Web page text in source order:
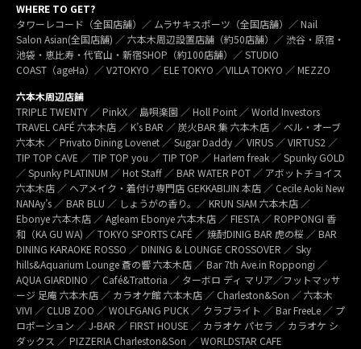
WHERE TO GET?
タワーレコード（全国店舗）／ ムラサキスポーツ（全国店舗）／ Nail
Salon Asian(全国店舗) ／ 六本木周辺設置店舗（約50店舗）／ 渋谷・原宿・
池袋・恵比寿・代官山・新宿SHOP（約100店舗）／ STUDIO
COAST（ageHa）／ V2TOKYO ／ ELE TOKYO ／VILLA TOKYO ／ MEZZO
六本木周辺店舗
TRIPLE TWENTY ／ PinkX／ 島唄楽園 ／ Holl Point ／ World Investors
TRAVEL CAFÉ 六本木店 ／ K’s BAR ／ 炭火BAR 集 六本木店 ／ ベル・オーブ
六本木 ／ Privato Dining Lovenet ／ Sugar Daddy ／ VIRUS ／ VIRTUS2 ／
TIP TOP CAVE ／ TIP TOP you ／ TIP TOP ／ Harlem freak ／ Spunky GOLD
／ Spunky PLATINUM ／ Hot Staff ／ BAR WATER POT ／ アボットチョイス
六本木店 ／ ヘアメイク・着付け専門店 GEKKABIJIN 本店 ／ Cecile Aoki New
NANAy’s ／ BAR BLU ／ しょうがの香り。／ KRUN SIAM 六本木店 ／
Ebonye 六本木店 ／ Agleam Ebonye 六本木店 ／ FIESTA ／ ROPPONGI 香
和（KA GU WA) ／ TOKYO SPORTS CAFÉ ／ 焼酎DINIG BAR 虎の桜 ／ BAR
DINING KARAOKE ROSSO ／ DINING & LOUNGE CROSSOVER ／ Sky
hills&Aquarium Lounge 蒼の響 六本木店 ／ Bar 7th Ave.in Roppongi ／
AQUA GIARDINO ／ Café&Trattoria ／ ターボロ ディ マリア／フットマッサ
ージ 足庵 六本木店 ／ カラオケ館 六本木店 ／ Charleston&Son ／ 六本木
VIVI ／ CLUB ZOO ／ WOLFGANG PUCK ／ クラブライト ／ Bar FreeLe ／ プ
ロポーション ／ J-BAR ／ FIRST HOUSE ／ カラオケ パセラ ／ カラオケ シ
ダックス ／ PIZZERIA Charleston&Son ／ WORLDSTAR CAFE